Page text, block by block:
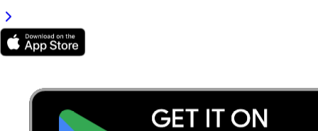
4. Greta
Venezia, 30174